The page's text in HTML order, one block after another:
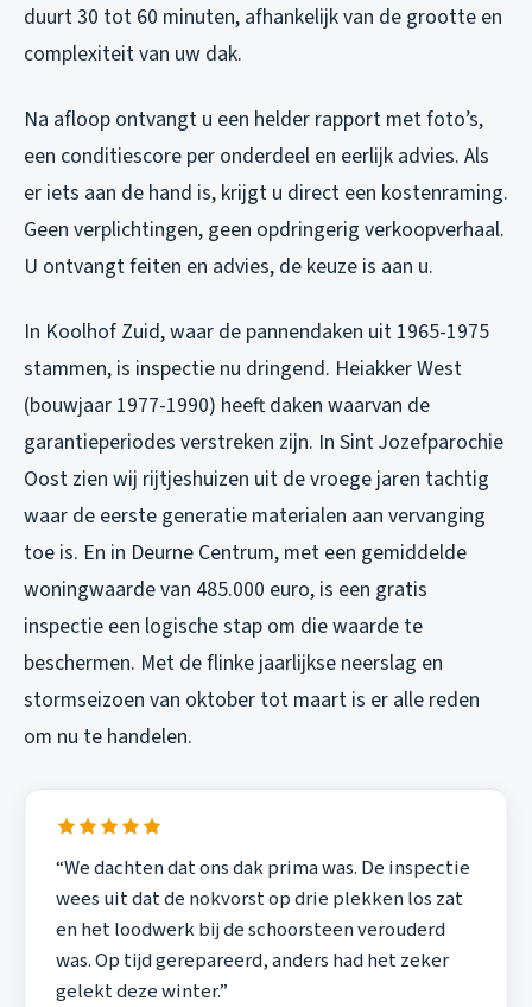
duurt 30 tot 60 minuten, afhankelijk van de grootte en
complexiteit van uw dak.
Na afloop ontvangt u een helder rapport met foto’s,
een conditiescore per onderdeel en eerlijk advies. Als
er iets aan de hand is, krijgt u direct een kostenraming.
Geen verplichtingen, geen opdringerig verkoopverhaal.
U ontvangt feiten en advies, de keuze is aan u.
In Koolhof Zuid, waar de pannendaken uit 1965-1975
stammen, is inspectie nu dringend. Heiakker West
(bouwjaar 1977-1990) heeft daken waarvan de
garantieperiodes verstreken zijn. In Sint Jozefparochie
Oost zien wij rijtjeshuizen uit de vroege jaren tachtig
waar de eerste generatie materialen aan vervanging
toe is. En in Deurne Centrum, met een gemiddelde
woningwaarde van 485.000 euro, is een gratis
inspectie een logische stap om die waarde te
beschermen. Met de flinke jaarlijkse neerslag en
stormseizoen van oktober tot maart is er alle reden
om nu te handelen.
“We dachten dat ons dak prima was. De inspectie
wees uit dat de nokvorst op drie plekken los zat
en het loodwerk bij de schoorsteen verouderd
was. Op tijd gerepareerd, anders had het zeker
gelekt deze winter.”